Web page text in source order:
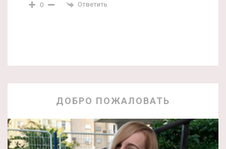
0 Ответить
ДОБРО ПОЖАЛОВАТЬ